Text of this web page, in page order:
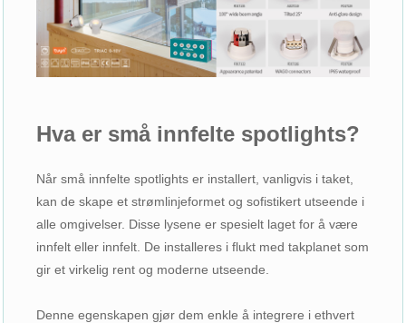
Hva er små innfelte spotlights?
Når små innfelte spotlights er installert, vanligvis i taket,
kan de skape et strømlinjeformet og sofistikert utseende i
alle omgivelser. Disse lysene er spesielt laget for å være
innfelt eller innfelt. De installeres i flukt med takplanet som
gir et virkelig rent og moderne utseende.
Denne egenskapen gjør dem enkle å integrere i ethvert